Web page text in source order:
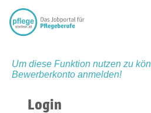
Um diese Funktion nutzen zu
Bewerberkonto anmelden!
Login